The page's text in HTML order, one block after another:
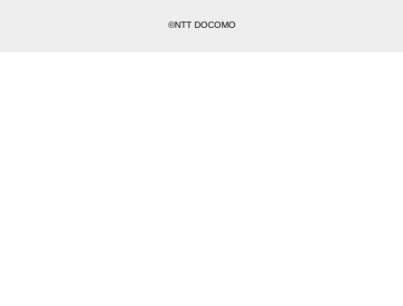
©NTT DOCOMO